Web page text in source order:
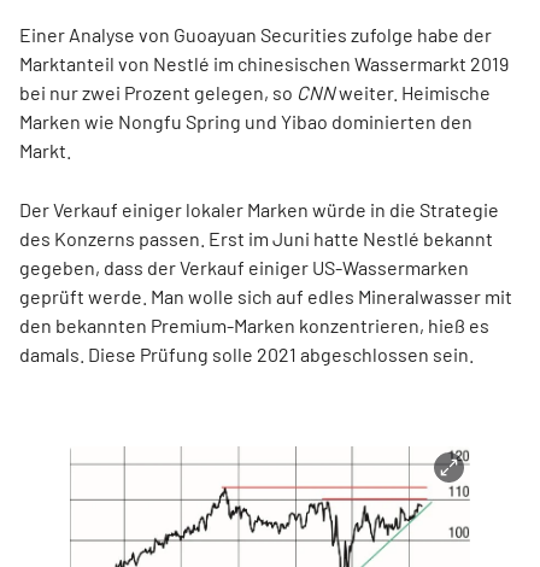
Einer Analyse von Guoayuan Securities zufolge habe der
Marktanteil von Nestlé im chinesischen Wassermarkt 2019
bei nur zwei Prozent gelegen, so CNNweiter. Heimische
Marken wie Nongfu Spring und Yibao dominierten den
Markt.
Der Verkauf einiger lokaler Marken würde in die Strategie
des Konzerns passen. Erst im Juni hatte Nestlé bekannt
gegeben, dass der Verkauf einiger US-Wassermarken
geprüft werde. Man wolle sich auf edles Mineralwasser mit
den bekannten Premium-Marken konzentrieren, hieß es
damals. Diese Prüfung solle 2021 abgeschlossen sein.